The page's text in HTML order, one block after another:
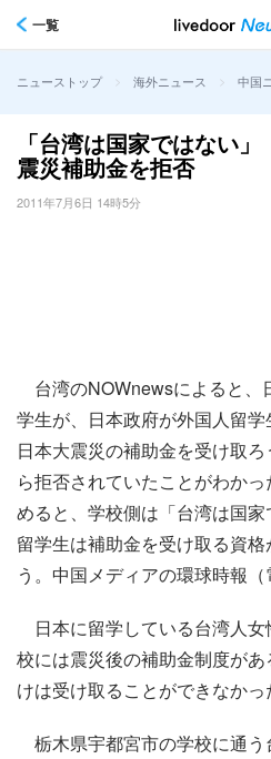
一覧
ニューストップ > 海外ニュース > 中国
「台湾は国家ではない
震災補助金を拒否
2011年7月6日 14時5分
台湾のNOWnewsによると、
学生が、日本政府が外国人留
日本大震災の補助金を受け取
ら拒否されていたことがわか
めると、学校側は「台湾は国
留学生は補助金を受け取る資
う。中国メディアの環球時報（
日本に留学している台湾人
校には震災後の補助金制度が
けは受け取ることができなかっ
栃木県宇都宮市の学校に通う